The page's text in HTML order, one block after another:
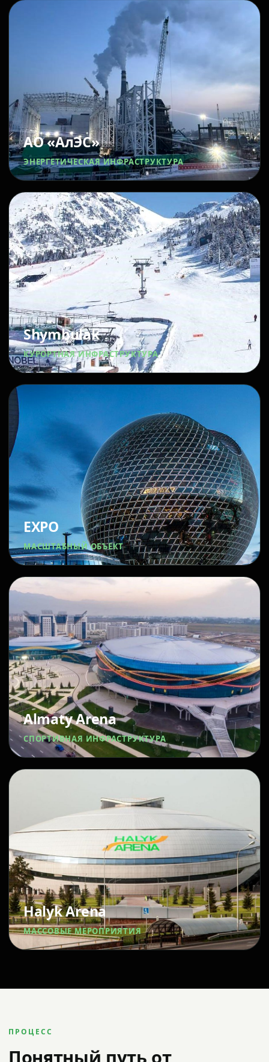
АО «АлЭС»
ЭНЕРГЕТИЧЕСКАЯ ИНФРАСТРУКТУРА
Shymbulak
КУРОРТНАЯ ИНФРАСТРУКТУРА
EXPO
МАСШТАБНЫЙ ОБЪЕКТ
Almaty Arena
СПОРТИВНАЯ ИНФРАСТРУКТУРА
Halyk Arena
МАССОВЫЕ МЕРОПРИЯТИЯ
ПРОЦЕСС
Понятный путь от